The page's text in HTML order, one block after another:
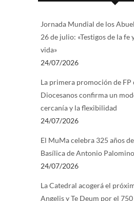
Jornada Mundial de los
26 de julio: «Testigos de la fe
vida»
24/07/2026
La primera promoción de FP
Diocesanos confirma un
cercanía y la flexibilidad
24/07/2026
El MuMa celebra 325 años
Basílica de Antonio Palomino
24/07/2026
La Catedral acogerá el
Angelis y Te Deum por el